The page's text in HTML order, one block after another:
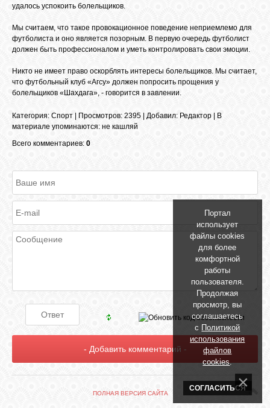
МУЗЫКА
ОБЪЯВЛЕНИЯ
ВОПРОСЫ /
удалось успокоить болельщиков.
Мы считаем, что такое провокационное поведение неприемлемо для
футболиста и оно является позорным. В первую очередь футболист
должен быть профессионалом и уметь контролировать свои эмоции.
Никто не имеет право оскорблять интересы болельщиков. Мы считает,
что футбольный клуб «Агсу» должен попросить прощения у
болельщиков «Шахдага», - говорится в завлении.
Категория: Спорт | Просмотров: 2395 | Добавил: Редактор | В
материале упоминаются: не кашляй
Всего комментариев: 0
ПОЛНАЯ ВЕРСИЯ САЙТА
Портал
использует
файлы cookies
для более
комфортной
работы
пользователя.
Продолжая
просмотр, вы
соглашаетесь
с Политикой
использования
файлов
cookies.
СОГЛАСИТЬСЯ